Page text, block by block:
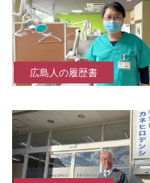
広島人の履歴書